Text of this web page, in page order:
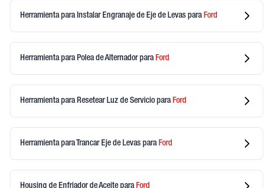
Herramienta para Instalar Engranaje de Eje de Levas para Ford
Herramienta para Polea de Alternadorpara Ford
Herramienta para Resetear Luz de Servicio para Ford
Herramienta para Trancar Eje de Levas para Ford
Housing de Enfriador de Aceite para Ford